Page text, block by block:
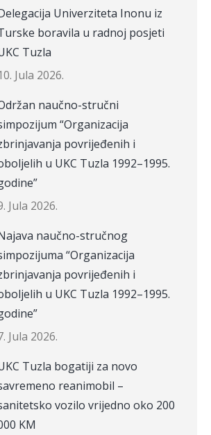
Univerziteta Inonu iz
boravila u radnoj posjeti
Tuzla
Jula 2026.
naučno-stručni
“Organizacija
povrijeđenih i
u UKC Tuzla 1992–1995.
Jula 2026.
naučno-stručnog
“Organizacija
povrijeđenih i
u UKC Tuzla 1992–1995.
Jula 2026.
Tuzla bogatiji za novo
reanimobil –
vozilo vrijedno oko 200
KM